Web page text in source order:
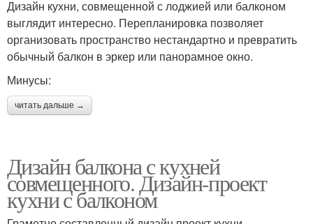
Дизайн кухни, совмещенной с лоджией или балконом
выглядит интересно. Перепланировка позволяет
организовать пространство нестандартно и превратить
обычный балкон в эркер или панорамное окно.
Минусы:
читать дальше →
Дизайн балкона с кухней
совмещенного. Дизайн-проект
кухни с балконом